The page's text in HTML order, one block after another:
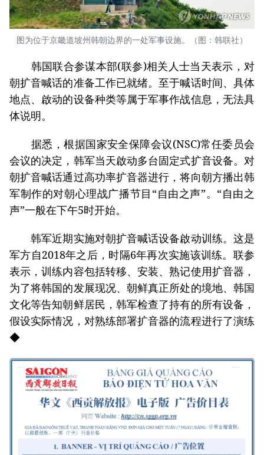
图为位于京畿道坡州韩朝边界的一处军事设施。（图：韩联社）
韩国联合参谋本部(联参)相关人士当天表示，对
朝扩音喊话的准备工作已就绪。至于喊话时间、具体
地点、啟动的设备种类等属于军事作战信息，无法具
体说明。
据悉，根据国家安全保障会议(NSC)常任委员会
会议的决定，韩军当天啟动多台固定式扩音设备。对
朝扩音喊话通过高功率扩音器进行，将向朝方播出韩
军制作的对朝心理战广播节目“自由之声”。“自由之
声”一般在下午5时开始。
韩军近期实施对朝扩音喊话设备啟动训练。这是
军方自2018年之后，时隔6年再次实施该训练。联参
表示，训练内容包括转移、安装、熟记使用扩音器，
为了将韩国的发展现况、朝鲜真正所处的境地、韩国
文化等告知朝鲜居民，韩军检查了持有的所有设备，
假设实际情况，对熟练部署扩音器的流程进行了演练
◆